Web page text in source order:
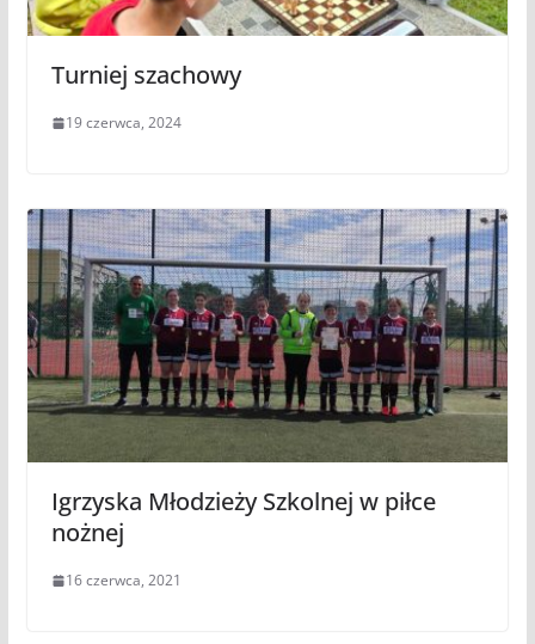
Turniej szachowy
19 czerwca, 2024
Igrzyska Młodzieży Szkolnej w piłce
nożnej
16 czerwca, 2021